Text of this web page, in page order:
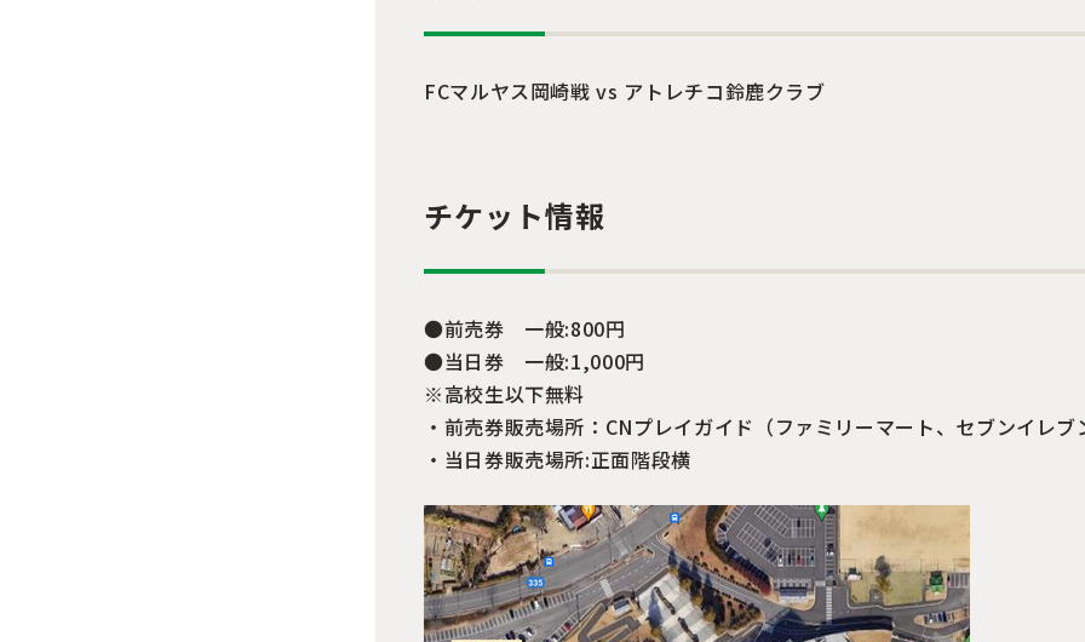
FCマルヤス岡崎戦 vs アトレチコ鈴鹿クラブ
チケット情報
●前売券 一般:800円
●当日券 一般:1,000円
※高校生以下無料
・前売券販売場所：CNプレイガイド（ファミリーマート、セブンイレブ
・当日券販売場所:正面階段横